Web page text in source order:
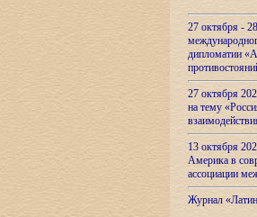
27 октября -
дипломатии
27 октября
на тему
13 октября
Америка в
ассоциации
Журнал